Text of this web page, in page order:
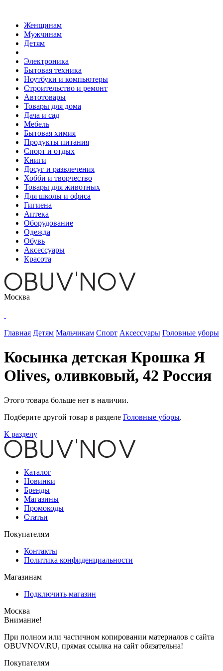
Женщинам
Мужчинам
Детям
Электроника
Бытовая техника
Ноутбуки и компьютеры
Строительство и ремонт
Автотовары
Товары для дома
Дача и сад
Мебель
Бытовая химия
Продукты питания
Спорт и отдых
Книги
Досуг и развлечения
Хобби и творчество
Товары для животных
Для школы и офиса
Гигиена
Аптека
Оборудование
Одежда
Обувь
Аксессуары
Красота
Москва
Главная Детям Мальчикам Спорт Аксессуары Головные уборы
Косынка детская Крошка Я
Olives, оливковый, 42 Россия
Этого товара больше нет в наличии.
Подберите другой товар в разделе Головные уборы.
К разделу
Каталог
Новинки
Бренды
Магазины
Промокоды
Статьи
Покупателям
Контакты
Политика конфиденциальности
Магазинам
Подключить магазин
Москва
Внимание!
При полном или частичном копировании материалов с сайта
OBUVNOV.RU, прямая ссылка на сайт обязательна!
Покупателям